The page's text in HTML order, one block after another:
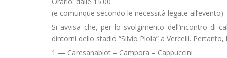
(e comunque secondo le necessità legate all’evento)
Si avvisa che, per lo svolgimento dell’incontro di
dintorni dello stadio “Silvio Piola” a Vercelli.
1 — Caresanablot – Campora – Cappuccini